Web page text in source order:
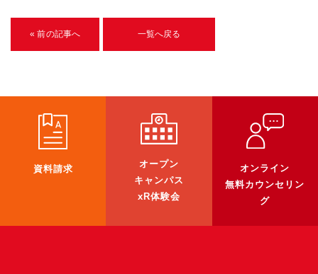
イベント
ブログ
企業向け
《3DGS》
3DGSスキャンサービス
« 前の記事へ 一覧へ戻る
資料請求
オープン
キャンパス
xR体験会
オンライン
無料カウンセリン
グ